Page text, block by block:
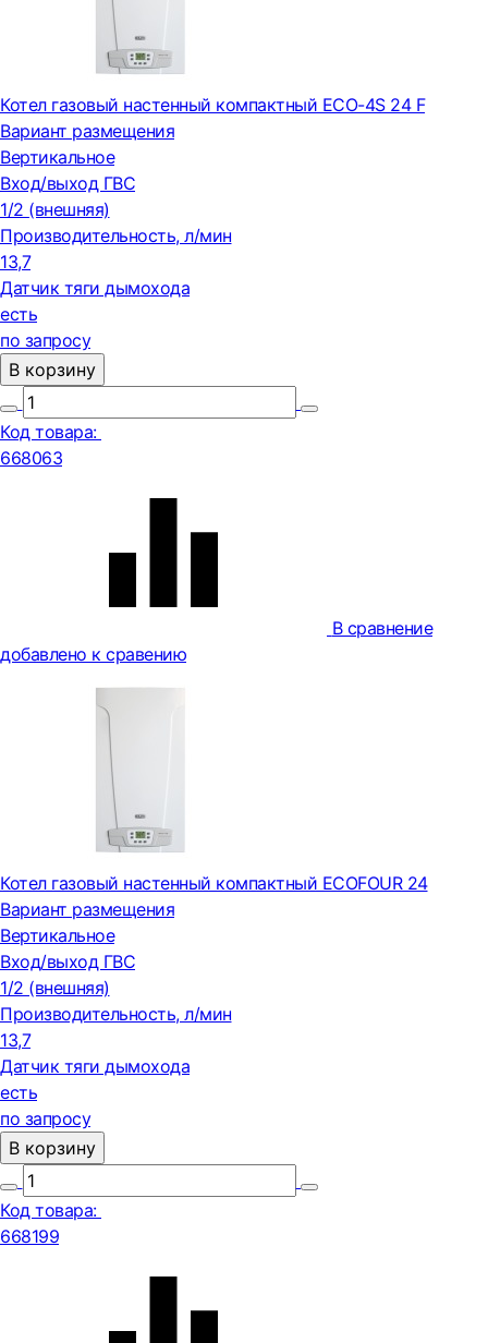
Котел газовый настенный компактный ECO-4S 24 F
Вариант размещения
Вертикальное
Вход/выход ГВС
1/2 (внешняя)
Производительность, л/мин
13,7
Датчик тяги дымохода
есть
по запросу
В корзину
Код товара:
668063
В сравнение
добавлено к сравению
Котел газовый настенный компактный ECOFOUR 24
Вариант размещения
Вертикальное
Вход/выход ГВС
1/2 (внешняя)
Производительность, л/мин
13,7
Датчик тяги дымохода
есть
по запросу
В корзину
Код товара:
668199